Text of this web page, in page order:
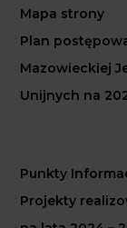
Mapa strony
Plan
Mazowieckiej
Unijnych na
Punkty
Projekty